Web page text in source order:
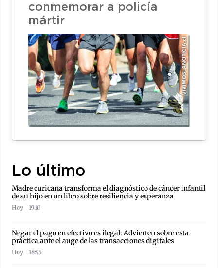
conmemorar a policía
mártir
Lo último
Madre curicana transforma el diagnóstico de cáncer infantil
de su hijo en un libro sobre resiliencia y esperanza
Hoy | 19:10
Negar el pago en efectivo es ilegal: Advierten sobre esta
práctica ante el auge de las transacciones digitales
Hoy | 18:45